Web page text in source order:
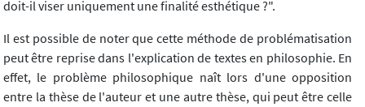
doit-il viser uniquement une finalité esthétique ?".
Il est possible de noter que cette méthode de problématisation
peut être reprise dans l'explication de textes en philosophie. En
effet, le problème philosophique naît lors d'une opposition
entre la thèse de l'auteur et une autre thèse, qui peut être celle